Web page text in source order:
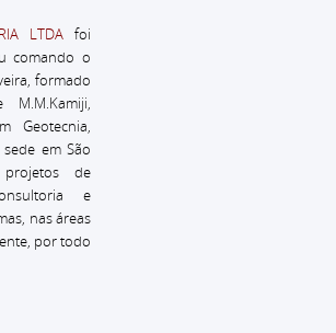
LTDA foi
comando o
formado
Geotecnia,
sede em São
projetos de
e
nas áreas
por todo